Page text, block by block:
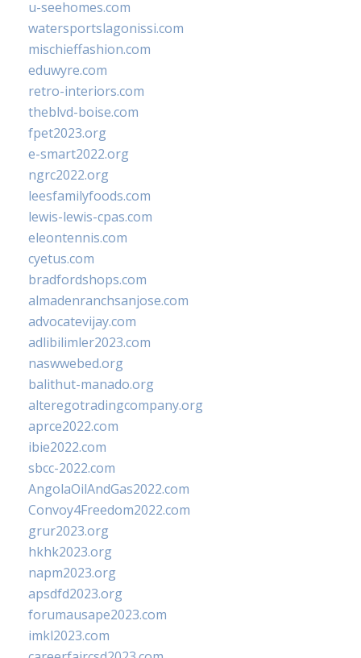
u-seehomes.com
watersportslagonissi.com
mischieffashion.com
eduwyre.com
retro-interiors.com
theblvd-boise.com
fpet2023.org
e-smart2022.org
ngrc2022.org
leesfamilyfoods.com
lewis-lewis-cpas.com
eleontennis.com
cyetus.com
bradfordshops.com
almadenranchsanjose.com
advocatevijay.com
adlibilimler2023.com
naswwebed.org
balithut-manado.org
alteregotradingcompany.org
aprce2022.com
ibie2022.com
sbcc-2022.com
AngolaOilAndGas2022.com
Convoy4Freedom2022.com
grur2023.org
hkhk2023.org
napm2023.org
apsdfd2023.org
forumausape2023.com
imkl2023.com